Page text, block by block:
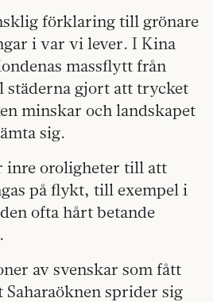
förklaring till grönare
i var vi lever. I Kina
massflytt från
städerna gjort att trycket
minskar och landskapet
sig.
inre oroligheter till att
på flykt, till exempel i
ofta hårt betande
av svenskar som fått
Saharaöknen sprider sig